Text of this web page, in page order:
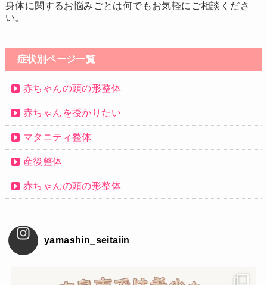
身体に関するお悩みごとは何でもお気軽にご相談くださ
い。
症状別ページ一覧
赤ちゃんの頭の形整体
赤ちゃんを授かりたい
マタニティ整体
産後整体
赤ちゃんの頭の形整体
yamashin_seitaiin